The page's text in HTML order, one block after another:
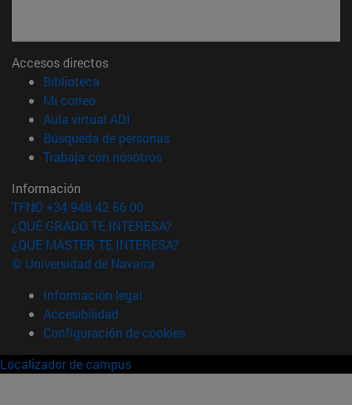
Accesos directos
Biblioteca
Mi correo(abre en nueva ventana)
Aula virtual ADI
Búsqueda de personas(abre en nueva ventana)
Trabaja con nosotros(abre en nueva ventana)
Información
TFNO +34 948 42 56 00
¿QUÉ GRADO TE INTERESA?
¿QUÉ MÁSTER TE INTERESA?
© Universidad de Navarra
Información legal
Accesibilidad
Configuración de cookies
Localizador de campus